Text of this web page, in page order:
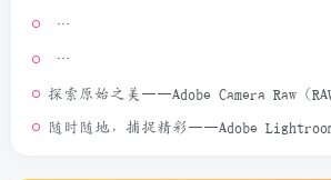
探索原始之美——Adobe Camera Raw（RAW处理
随时随地，捕捉精彩——Adobe Lightroom安